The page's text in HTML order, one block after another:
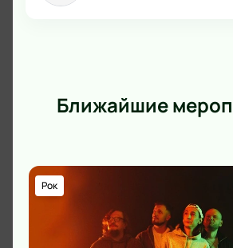
Ближайшие
Рок